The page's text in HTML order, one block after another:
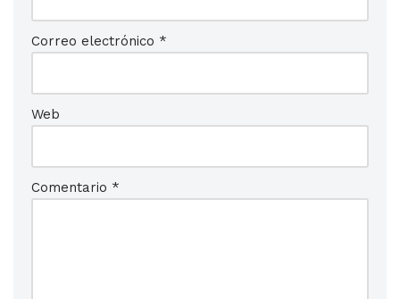
Correo electrónico *
Web
Comentario *